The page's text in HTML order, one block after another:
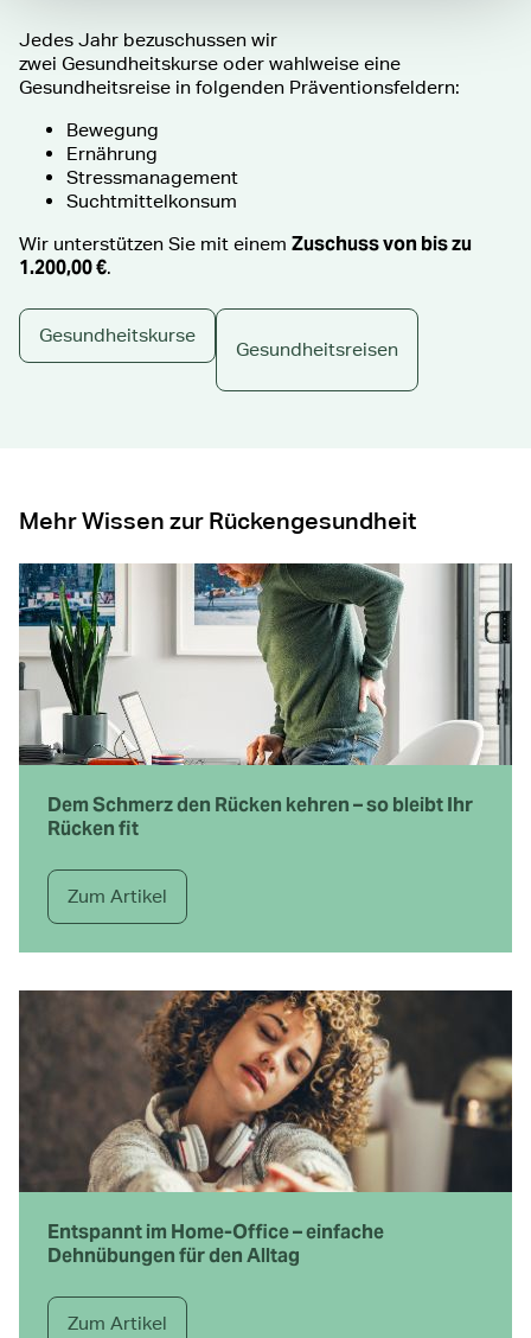
Jedes Jahr bezuschussen wir
zwei Gesundheitskurse oder wahlweise eine
Gesundheitsreise in folgenden Präventionsfeldern:
Bewegung
Ernährung
Stressmanagement
Suchtmittelkonsum
Wir unterstützen Sie mit einem Zuschuss von bis zu
1.200,00 €.
Gesundheitskurse
Gesundheitsreisen
Mehr Wissen zur Rückengesundheit
Dem Schmerz den Rücken kehren – so bleibt Ihr
Rücken fit
Zum Artikel
Entspannt im Home-Office – einfache
Dehnübungen für den Alltag
Zum Artikel